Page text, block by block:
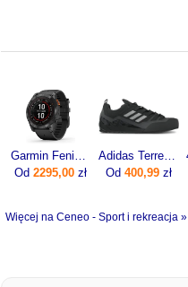
Garmin Fenix 7x Pro Solar Szaro-czarny (0100-2778-01)
Od 2295,00 zł
Adidas Terrex Swift Solo 2 IE6901 czarne
Od 400,99zł
Więcej na Ceneo - Sport i rekreacja »